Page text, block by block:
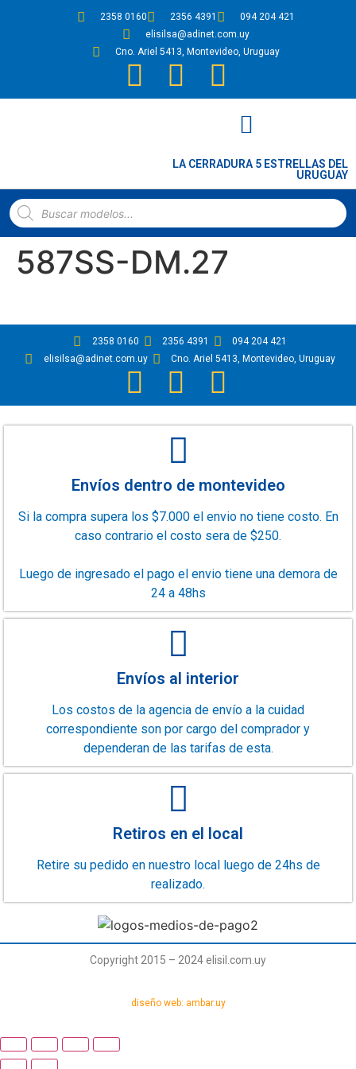
2358 0160 2356 4391
094 204 421
elisilsa@adinet.com.uy
Cno. Ariel 5413, Montevideo, Uruguay
LA CERRADURA 5 ESTRELLAS DEL
URUGUAY
587SS-DM.27
2358 0160 2356 4391
094 204 421
elisilsa@adinet.com.uy
Cno. Ariel 5413, Montevideo, Uruguay
Envíos dentro de montevideo
Si la compra supera los $7.000 el envio no tiene costo. En
caso contrario el costo sera de $250.
Luego de ingresado el pago el envio tiene una demora de
24 a 48hs
Envíos al interior
Los costos de la agencia de envío a la cuidad
correspondiente son por cargo del comprador y
dependeran de las tarifas de esta.
Retiros en el local
Retire su pedido en nuestro local luego de 24hs de
realizado.
Copyright 2015 – 2024 elisil.com.uy
diseño web: ambar.uy